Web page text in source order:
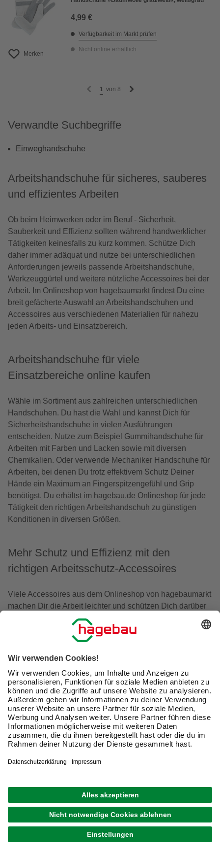
Merken
4,99 €
Verfügbarkeit im Markt prüfen
Nicht online erhältlich
1 von 8
Verwandte Suchbegriffe
Einweghandschuhe
Arbeitshandschuhe für sicheres, sauberes
und effizientes Arbeiten
Ob beim Heimwerken oder im Beruf - Sicherheit,
Sauberkeit und Effizienz sollten während handwerklicher
Tätigkeiten keinesfalls zu kurz kommen. Schütze Dich
daher immer adäquat und nutze bei unterschiedlichen
Anforderungen jeweils passende Arbeitshandschuhe,
Werkzeuggürtel und weitere nützliche Accessoires bei der
Arbeit. Im Onlineshop von hagebaumarkt findest Du eine
breit gefächerte Auswahl an Arbeitshandschuhen und
Accessoires aus verschiedenen Materialien für nahezu
jeden Arbeits- und Einsatzbereich.
Arbeitshandschuhe für viele
Einsatzbereiche online kaufen
Wähle im Sortiment aus zahlreichen unterschiedlichen
Handschuhen. Du hast die Wahl und kannst Dich für
Sicherheitshandschuhe in vielen Ausführungen
entscheiden. Nutze zum Beispiel Gummihandschuhe für
Arbeiten mit Farben und Lacken sowie mit diversen
Chemikalien. Oder verwende Mechaniker Handschuhe für
Arbeiten, bei denen Du trotz effektivem Schutz Deiner
Hände ein Maximum an Fingerspitzengefühl und Grip
benötigst. Du erhältst im hagebau.de Onlineshop für jede
Tätigkeit den richtigen Arbeitshandschuh zu günstigen
Konditionen in diversen Größen.
Mehr Schutz und Effizienz mit den
richtigen Arbeitsschutz-Accessoires
Viele Accessoires aus dem Onlineshop von hagebaumarkt
machen Dir die Arbeit leichter und schützen Dich darüber
hinaus, wie zum Beispiel
. Bei
knienden Tätigkeiten empfehlen sich etwa Kniepolster
oder Knieschoner. Gürtel oder gar spezielle
Werkzeuggürtel sowie Werkzeugrollen, eine
Arbeitsrucksack sorgen dafür, dass Du alles Nötige immer
griffbereit hast.
Schutzkleidung für die Arbeit im Freien
nutzen
Bist Du oft im Freien tätig, lohnt sich vor allem in der kalten
bei der Arbeit nicht frierst. Das macht die Arbeit
angenehmer, ebenso wie etwa ein gefütterter
Lederhandschuh, der Deine Hände auch bei niedrigen
Temperaturen vor Kälte schützt.